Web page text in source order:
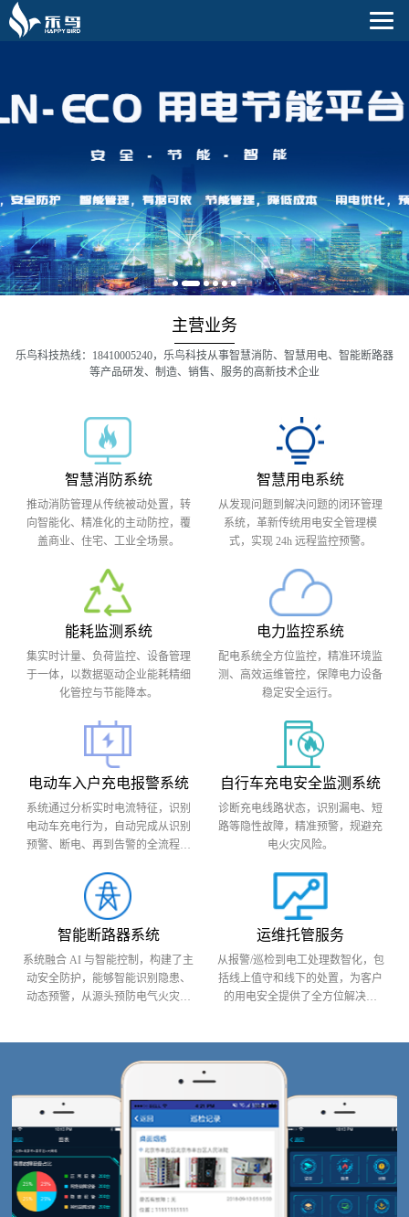
主营业务
乐鸟科技热线：18410005240，乐鸟科技从事智慧消防、智慧用电、智能断路器
等产品研发、制造、销售、服务的高新技术企业
智慧消防系统
推动消防管理从传统被动处置，转
向智能化、精准化的主动防控，覆
盖商业、住宅、工业全场景。
智慧用电系统
从发现问题到解决问题的闭环管理
系统，革新传统用电安全管理模
式，实现 24h 远程监控预警。
能耗监测系统
集实时计量、负荷监控、设备管理
于一体，以数据驱动企业能耗精细
化管控与节能降本。
电力监控系统
配电系统全方位监控，精准环境监
测、高效运维管控，保障电力设备
稳定安全运行。
电动车入户充电报警系统
系统通过分析实时电流特征，识别
电动车充电行为，自动完成从识别
预警、断电、再到告警的全流程防
自行车充电安全监测系统
诊断充电线路状态，识别漏电、短
路等隐性故障，精准预警，规避充
电火灾风险。
智能断路器系统
系统融合 AI 与智能控制，构建了主
动安全防护，能够智能识别隐患、
动态预警，从源头预防电气火灾风
运维托管服务
从报警/巡检到电工处理数智化，包
括线上值守和线下的处置，为客户
的用电安全提供了全方位解决方